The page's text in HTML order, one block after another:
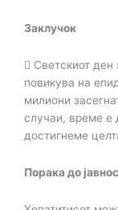
Заклучок
 Светскиот ден
повикува на
милиони
случаи, време е
достигнеме
Порака до